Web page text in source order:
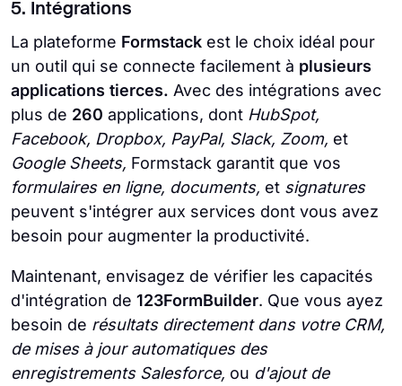
5. Intégrations
La plateforme Formstack est le choix idéal pour
un outil qui se connecte facilement à plusieurs
applications tierces. Avec des intégrations avec
plus de 260 applications, dont HubSpot,
Facebook, Dropbox, PayPal, Slack, Zoom, et
Google Sheets, Formstack garantit que vos
formulaires en ligne, documents, et signatures
peuvent s'intégrer aux services dont vous avez
besoin pour augmenter la productivité.
Maintenant, envisagez de vérifier les capacités
d'intégration de 123FormBuilder. Que vous ayez
besoin de résultats directement dans votre CRM,
de mises à jour automatiques des
enregistrements Salesforce, ou d'ajout de